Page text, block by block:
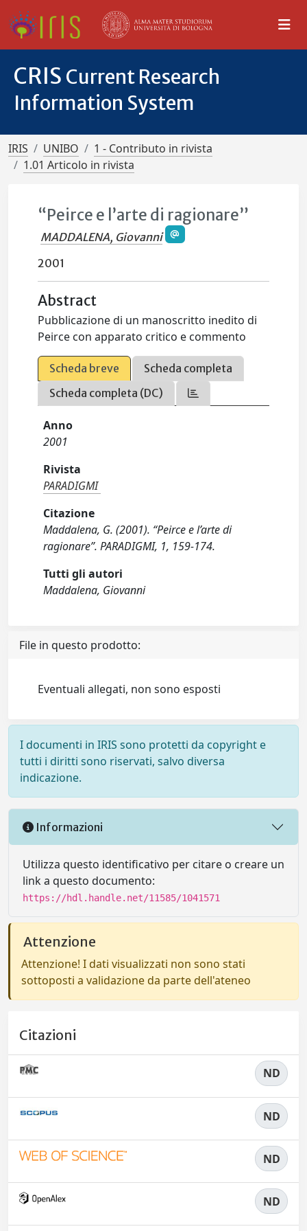
CRIS Current Research
Information System
IRIS UNIBO
1 - Contributo in rivista
1.01 Articolo in rivista
“Peirce e l’arte di ragionare”
MADDALENA, Giovanni
2001
Abstract
Pubblicazione di un manoscritto inedito di
Peirce con apparato critico e commento
Scheda breve
Scheda completa
Scheda completa (DC)
Anno
2001
Rivista
PARADIGMI
Citazione
Maddalena, G. (2001). “Peirce e l’arte di
ragionare”. PARADIGMI, 1, 159-174.
Tutti gli autori
Maddalena, Giovanni
File in questo prodotto:
Eventuali allegati, non sono esposti
I documenti in IRIS sono protetti da copyright e
tutti i diritti sono riservati, salvo diversa
indicazione.
Informazioni
Utilizza questo identificativo per citare o creare un
link a questo documento:
https://hdl.handle.net/11585/1041571
Attenzione
Attenzione! I dati visualizzati non sono stati
sottoposti a validazione da parte dell'ateneo
Citazioni
ND
ND
ND
ND